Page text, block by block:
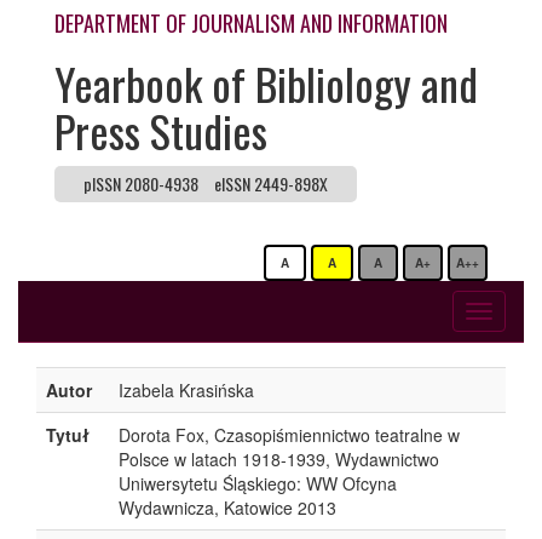
DEPARTMENT OF JOURNALISM AND INFORMATION
Yearbook of Bibliology and
Press Studies
pISSN 2080-4938 eISSN 2449-898X
A A A A+ A++
Toggle
Autor
Izabela Krasińska
Tytuł
Dorota Fox, Czasopiśmiennictwo teatralne w
Polsce w latach 1918-1939, Wydawnictwo
Uniwersytetu Śląskiego: WW Ofcyna
Wydawnicza, Katowice 2013